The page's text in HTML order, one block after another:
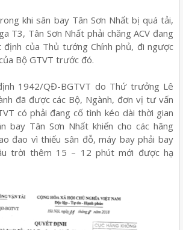
khi sân bay Tân Sơn Nhất bị quá tải,
T3, Tân Sơn Nhất phải chăng ACV đang
của Thủ tướng Chính phủ, đi ngược
Bộ GTVT trước đó.
1942/QĐ-BGTVT do Thứ trưởng Lê
đã được các Bộ, Ngành, đơn vị tư vấn
có phải đang cố tình kéo dài thời gian
bay Tân Sơn Nhất khiến cho các hãng
đao vì thiếu sân đỗ, máy bay phải bay
trời thêm 15 – 12 phút mới được hạ